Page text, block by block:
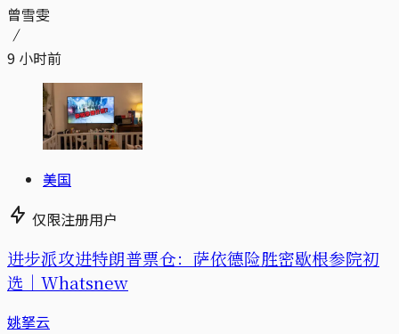
曾雪雯
9 小时前
美国
仅限注册用户
进步派攻进特朗普票仓：萨依德险胜密歇根参院初
选｜Whatsnew
姚拏云